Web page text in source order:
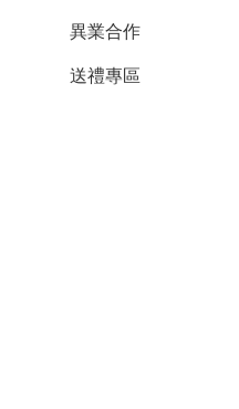
異業合作
送禮專區